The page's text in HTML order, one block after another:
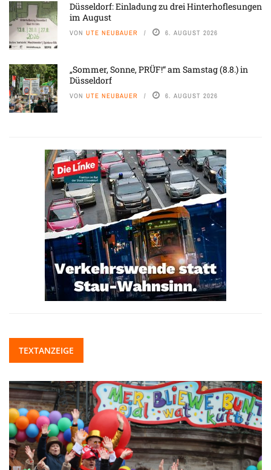
Düsseldorf: Einladung zu drei Hinterhoflesungen
im August
VON UTE NEUBAUER 6. AUGUST 2026
„Sommer, Sonne, PRÜF!“ am Samstag (8.8.) in
Düsseldorf
VON UTE NEUBAUER 6. AUGUST 2026
TEXTANZEIGE